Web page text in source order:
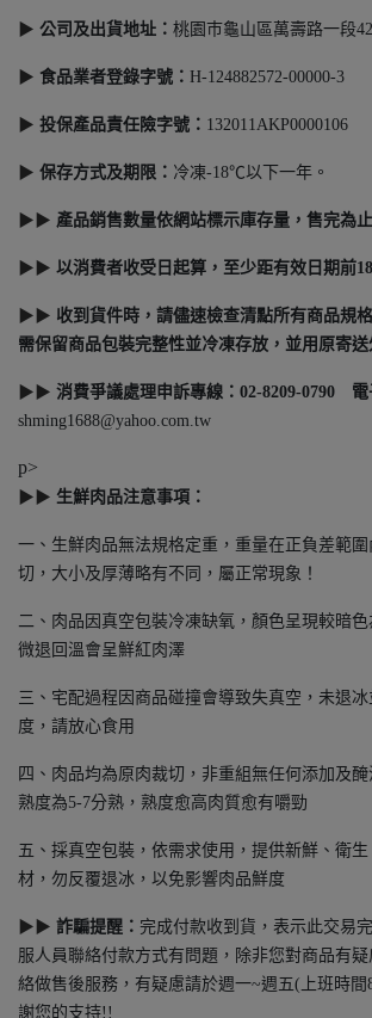
▶ 公司及出貨地址： 桃園巿龜山區萬壽路一段
▶ 食品業者登錄字號 ： H-124882572-00000-3
▶ 投保產品責任險字號： 132011AKP0000106
▶ 保存方式及期限 ： 冷凍-18℃以下一年。
▶▶ 產品銷售數量依網站標示庫存量，售完為止
▶▶ 以消費者收受日起算，至少距有效日期前
▶▶ 收到貨件時，請儘速檢查清點所有商品規
需保留商品包裝完整性並冷凍存放，並用原寄送
▶▶ 消費爭議處理申訴專線：02-8209-0790 電
shming1688@yahoo.com.tw
p>
▶▶ 生鮮肉品注意事項：
一、生鮮肉品無法規格定重，重量在正負差範
切，大小及厚薄略有不同，屬正常現象！
二、肉品因真空包裝冷凍缺氧，顏色呈現較暗
微退回溫會呈鮮紅肉澤
三、宅配過程因商品碰撞會導致失真空，未退
度，請放心食用
四、肉品均為原肉裁切，非重組無任何添加及
熟度為5-7分熟，熟度愈高肉質愈有嚼勁
五、採真空包裝，依需求使用，提供新鮮、衛
材，勿反覆退冰，以免影響肉品鮮度
▶▶ 詐騙提醒： 完成付款收到貨，表示此交易
服人員聯絡付款方式有問題，除非您對商品有
絡做售後服務，有疑慮請於週一~週五(上班時間
謝您的支持!!